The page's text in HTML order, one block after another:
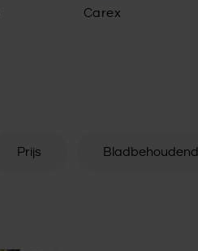
Carex
Prijs Bladbehoudend